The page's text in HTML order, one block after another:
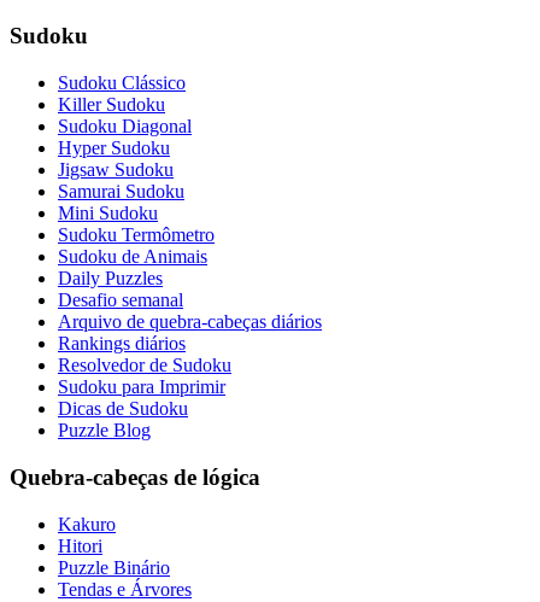
Sudoku
Sudoku Clássico
Killer Sudoku
Sudoku Diagonal
Hyper Sudoku
Jigsaw Sudoku
Samurai Sudoku
Mini Sudoku
Sudoku Termômetro
Sudoku de Animais
Daily Puzzles
Desafio semanal
Arquivo de quebra-cabeças diários
Rankings diários
Resolvedor de Sudoku
Sudoku para Imprimir
Dicas de Sudoku
Puzzle Blog
Quebra-cabeças de lógica
Kakuro
Hitori
Puzzle Binário
Tendas e Árvores